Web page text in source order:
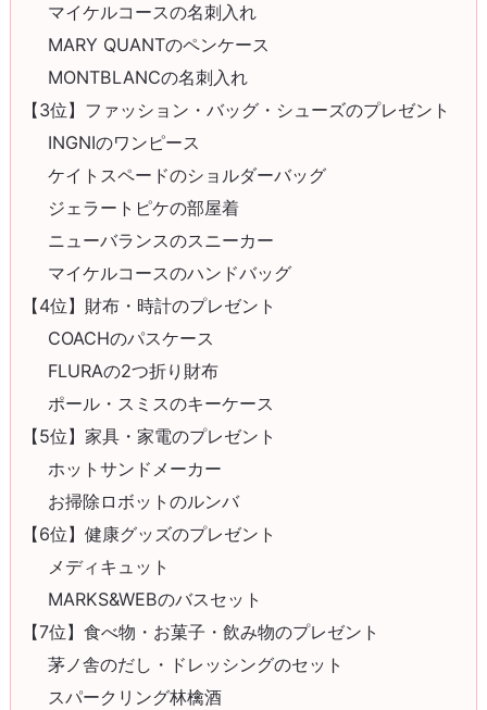
マイケルコースの名刺入れ
MARY QUANTのペンケース
MONTBLANCの名刺入れ
【3位】ファッション・バッグ・シューズのプレゼント
INGNIのワンピース
ケイトスペードのショルダーバッグ
ジェラートピケの部屋着
ニューバランスのスニーカー
マイケルコースのハンドバッグ
【4位】財布・時計のプレゼント
COACHのパスケース
FLURAの2つ折り財布
ポール・スミスのキーケース
【5位】家具・家電のプレゼント
ホットサンドメーカー
お掃除ロボットのルンバ
【6位】健康グッズのプレゼント
メディキュット
MARKS&WEBのバスセット
【7位】食べ物・お菓子・飲み物のプレゼント
茅ノ舎のだし・ドレッシングのセット
スパークリング林檎酒